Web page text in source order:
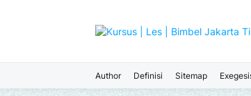
Author Definisi Sitemap